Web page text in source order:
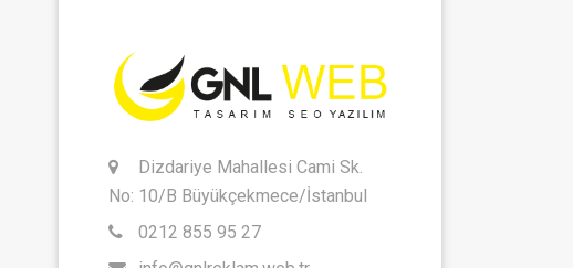
Dizdariye Mahallesi Cami Sk.
No: 10/B Büyükçekmece/İstanbul
0212 855 95 27